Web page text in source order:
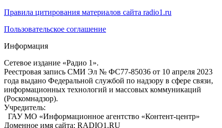
Правила цитирования материалов сайта radio1.ru
Пользовательское соглашение
Информация
Сетевое издание «Радио 1».
Реестровая запись СМИ Эл № ФС77-85036 от 10 апреля 2023
года выдано Федеральной службой по надзору в сфере связи,
информационных технологий и массовых коммуникаций
(Роскомнадзор).
Учредитель:
ГАУ МО «Информационное агентство «Контент-центр»
Доменное имя сайта: RADIO1.RU